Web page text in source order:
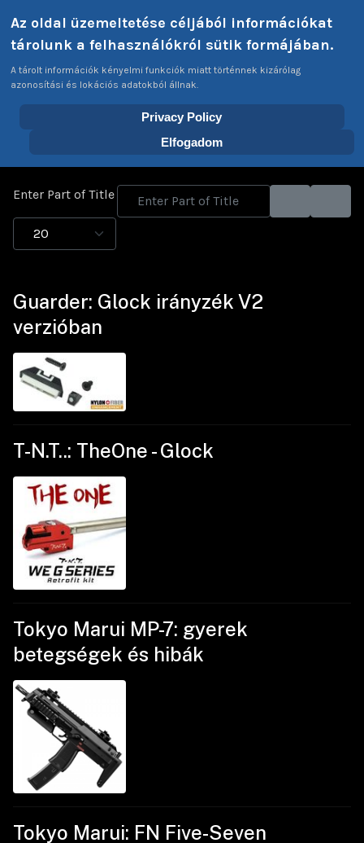
Select your language
EN LoginTags
Home
Enter Part of Title
Display #
Guarder: Glock irányzék V2
verzióban
T-N.T..: TheOne - Glock
Tokyo Marui MP-7: gyerek
betegségek és hibák
Tokyo Marui: FN Five-Seven
Az oldal üzemeltetése céljából információkat
tárolunk a felhasználókról sütik formájában.
A tárolt információk kényelmi funkciók miatt történnek kizárólag
azonosítási és lokációs adatokból állnak.
Privacy Policy
Elfogadom